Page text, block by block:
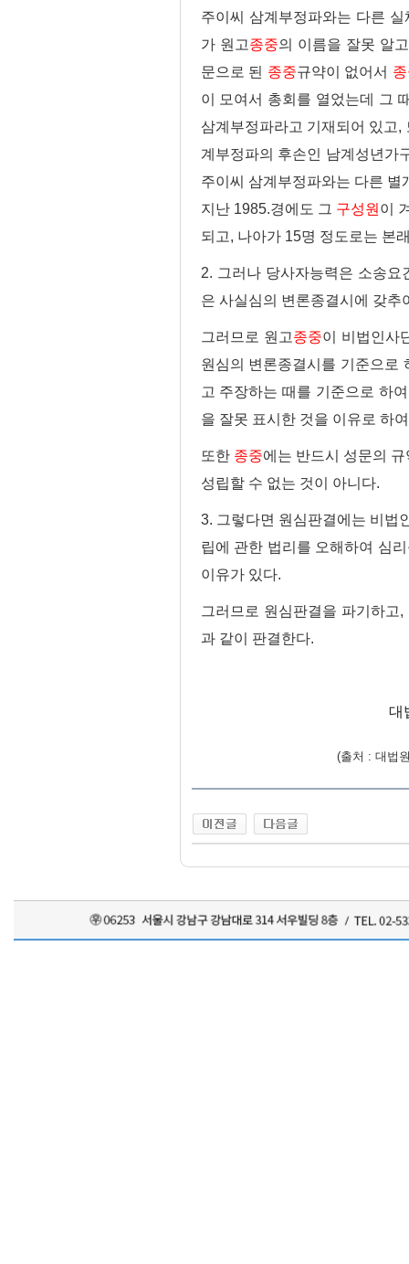
주이씨 삼계부정파와는 다른
가 원고종중의 이름을 잘못 알
문으로 된 종중규약이 없어서
이 모여서 총회를 열었는데 그
삼계부정파라고 기재되어 있고,
계부정파의 후손인 남계성년가
주이씨 삼계부정파와는 다른 별
지난 1985.경에도 그 구성원 이
되고, 나아가 15명 정도로는 본
2. 그러나 당사자능력은 소송요
은 사실심의 변론종결시에 갖추
그러므로 원고종중이 비법인사
원심의 변론종결시를 기준으로
고 주장하는 때를 기준으로 하
을 잘못 표시한 것을 이유로 하
또한 종중에는 반드시 성문의
성립할 수 없는 것이 아니다.
3. 그렇다면 원심판결에는 비법
립에 관한 법리를 오해하여 심
이유가 있다.
그러므로 원심판결을 파기하
과 같이 판결한다.
대
(출처 : 대법